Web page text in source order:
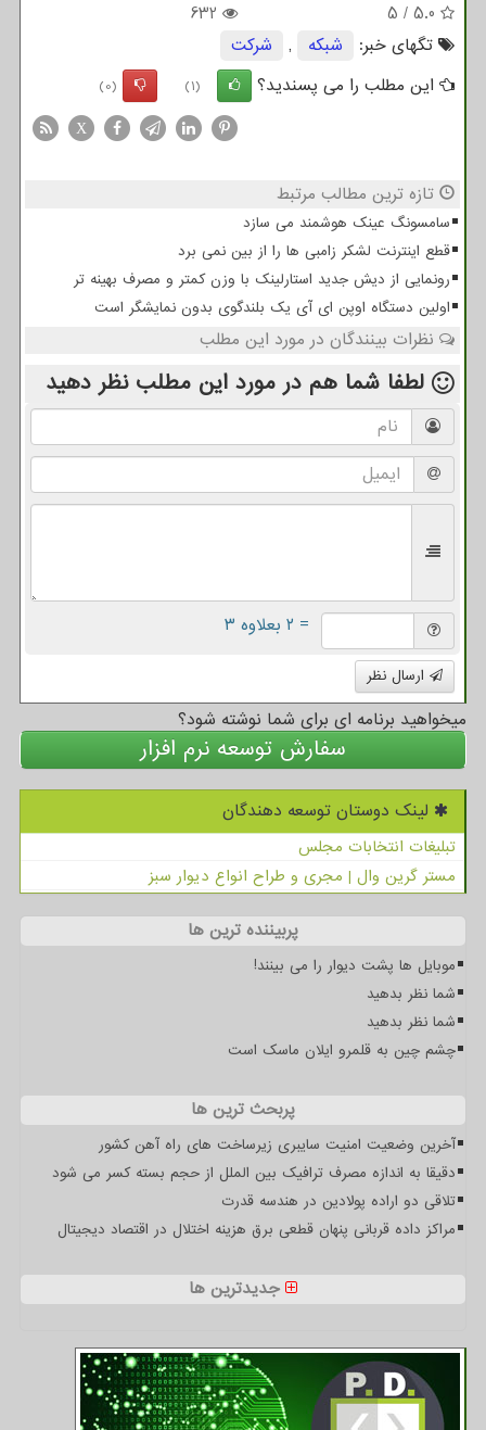
5.0
/
5
632
تگهای خبر:
شبكه ,
شركت
این مطلب را می پسندید؟
(1)
(0)
X
تازه ترین مطالب مرتبط
سامسونگ عینک هوشمند می سازد
قطع اینترنت لشکر زامبی ها را از بین نمی برد
رونمایی از دیش جدید استارلینک با وزن کمتر و مصرف بهینه تر
اولین دستگاه اوپن ای آی یک بلندگوی بدون نمایشگر است
نظرات بینندگان در مورد این مطلب
لطفا شما هم در مورد این مطلب نظر دهید
= ۲ بعلاوه ۳
ارسال نظر
میخواهید برنامه ای برای شما نوشته شود؟
سفارش توسعه نرم افزار
لینک دوستان توسعه دهندگان
تبلیغات انتخابات مجلس
مستر گرین وال | مجری و طراح انواع دیوار سبز
پربیننده ترین ها
موبایل ها پشت دیوار را می بینند!
شما نظر بدهید
شما نظر بدهید
چشم چین به قلمرو ایلان ماسک است
پربحث ترین ها
آخرین وضعیت امنیت سایبری زیرساخت های راه آهن کشور
دقیقا به اندازه مصرف ترافیک بین الملل از حجم بسته کسر می شود
تلاقی دو اراده پولادین در هندسه قدرت
مراکز داده قربانی پنهان قطعی برق هزینه اختلال در اقتصاد دیجیتال
جدیدترین ها